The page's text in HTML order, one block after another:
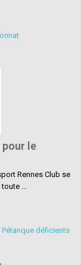
pour le
Rennes Club se
…
,Pétanque déficients